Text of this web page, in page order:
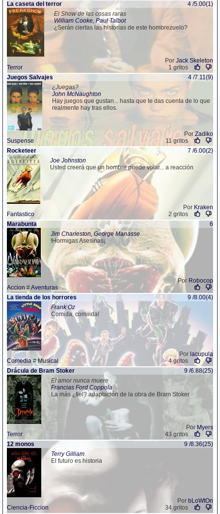
La caseta del terror
4 /5.00(1)
El Show de las cosas raras
William Cooke, Paul Talbot
¿Serán ciertas las historias de este hombrezuelo?
Por Jack Skeleton
Terror
1 gritos
Juegos Salvajes
4 /7.11(9)
¿Juegas?
John McNaughton
Hay juegos que gustan... hasta que te das cuenta de lo que
realmente hay tras ellos.
PorZadiko
Suspense
11 gritos
Rocketeer
7 /6.00(2)
Joe Johnston
Usted creerá que un hombre puede volar... a reacción
Por Kraken
Fantastico
2 gritos
Marabunta
6
Jim Charleston, George Manasse
!Hormigas Asesinas¡
Por Robocop
Accion #Aventuras
La tienda de los horrores
9 /8.00(4)
Frank Oz
Comida, comiiida!
Por lacupula
Comedia#Musical
4 gritos
Drácula de Bram Stoker
9 /6.88(25)
El amor nunca muere
Francias Ford Coppola
La más ¿fiel? adaptación de la obra de Bram Stoker
Por Myers
Terror
43 gritos
12 monos
9 /8.36(25)
Terry Gilliam
El futuro es historia
Por bLoWtOn
Ciencia-Ficcion
34 gritos